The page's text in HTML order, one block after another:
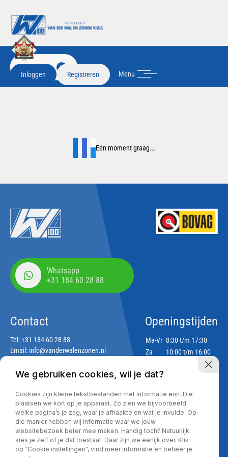
Inloggen Registreren Menu
2
Eén moment graag...
Whatsapp
+31 184 60 28 88
Contact
Tel:+31 184 60 28 88
Email: info@vanderwalenzonen.nl
Adres
Lekdijk 188
2967 GJ Langerak
Openingstijden
Ma-Vr 8:30 t/m 17:30
Za
10:00 t/m 16:00
Privacy policy
We gebruiken cookies, wil je dat?
Cookies zijn kleine tekstbestanden met informatie erin. Die
plaatsen we kort op je apparaat. Zo zien we bijvoorbeeld
welke pagina’s je zag, waar je afhaakte en wat je invulde. Op
die manier hebben wij informatie waar we jouw
websitebezoek beter mee maken. Handig toch? Natuurlijk
kies je zelf of je dat toestaat. Daar zijn we eerlijk over. Klik
op “Cookie instellingen”, vind meer informatie en beheer je